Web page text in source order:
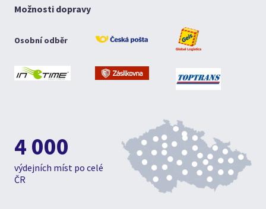
Možnosti dopravy
Osobní odběr
4 000
výdejních míst po celé
ČR